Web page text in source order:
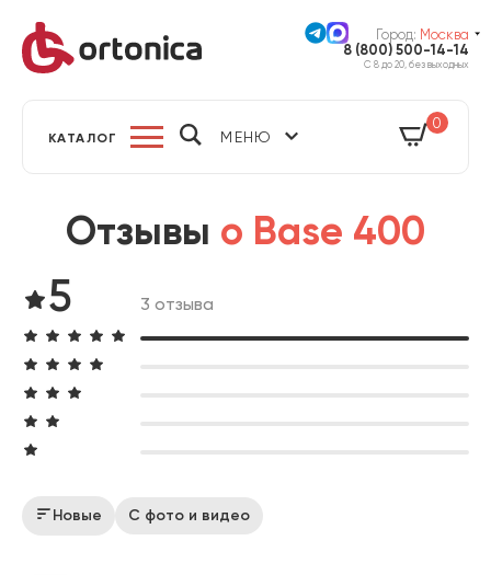
Город: Москва
8 (800) 500-14-14
С 8 до 20, без выходных
КАТАЛОГ МЕНЮ
0
Отзывы о Base 400
5 3 отзыва
Новые С фото и видео